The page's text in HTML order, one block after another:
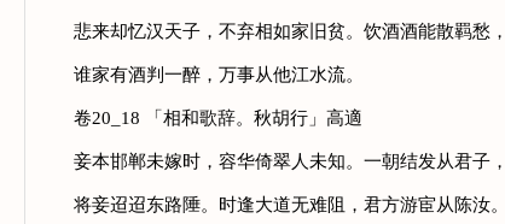
悲来却忆汉天子，不弃相如家旧贫。饮酒酒能散羁愁，
谁家有酒判一醉，万事从他江水流。
卷20_18 「相和歌辞。秋胡行」高適
妾本邯郸未嫁时，容华倚翠人未知。一朝结发从君子，
将妾迢迢东路陲。时逢大道无难阻，君方游宦从陈汝。